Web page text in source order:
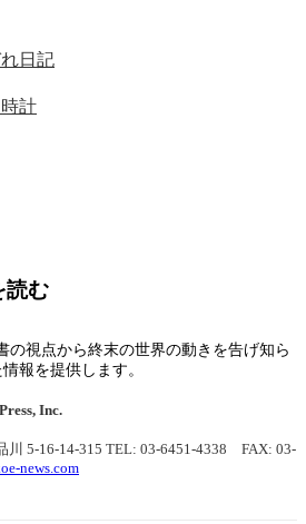
日記
計
読む
の視点から終末の世界の動きを告げ知ら
報を提供します。
Inc.
川 5-16-14-315 TEL: 03-6451-4338 FAX: 03-
news.com